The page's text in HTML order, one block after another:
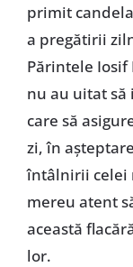
primit
a pregătirii
Părintele Iosif
nu au uitat
care să
zi, în
întâlnirii celei
mereu atent
această
lor.